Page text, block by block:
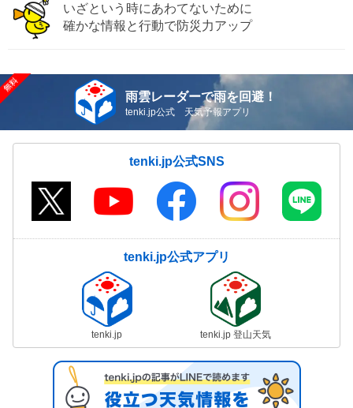
いざという時にあわてないために
確かな情報と行動で防災力アップ
雨雲レーダーで雨を回避！
tenki.jp公式 天気予報アプリ
tenki.jp公式SNS
tenki.jp公式アプリ
tenki.jp tenki.jp 登山天気